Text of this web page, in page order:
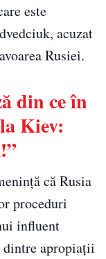
este
acuzat
Rusiei.
din ce în
Kiev:
că Rusia
proceduri
influent
dintre apropiaţii